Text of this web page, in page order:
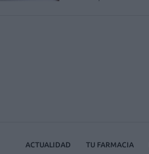
ACTUALIDAD TU FARMACIA